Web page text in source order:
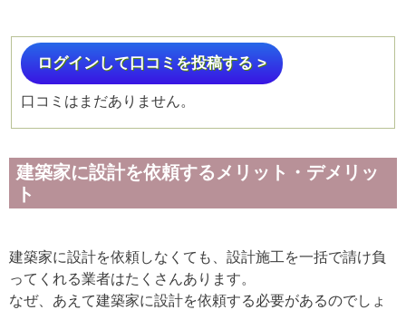
ログインして口コミを投稿する >
口コミはまだありません。
建築家に設計を依頼するメリット・デメリッ
ト
建築家に設計を依頼しなくても、設計施工を一括で請け負
ってくれる業者はたくさんあります。
なぜ、あえて建築家に設計を依頼する必要があるのでしょ